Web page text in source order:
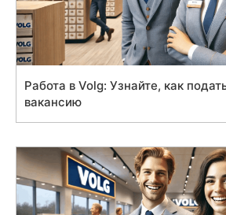
Работа в Volg: Узнайте, как
вакансию